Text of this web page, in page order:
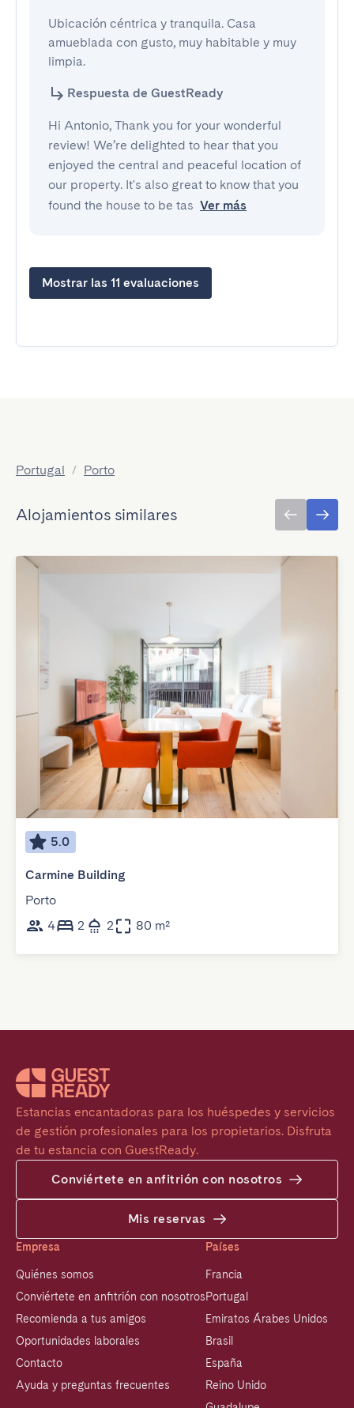
Ubicación céntrica y tranquila. Casa
amueblada con gusto, muy habitable y muy
limpia.
Respuesta de GuestReady
Hi Antonio, Thank you for your wonderful
review! We’re delighted to hear that you
enjoyed the central and peaceful location of
our property. It's also great to know that you
found the house to be tas Ver más
Mostrar las 11 evaluaciones
Portugal / Porto
Alojamientos similares
5.0
Carmine Building
Porto
4
2 2 80 m²
Estancias encantadoras para los huéspedes y servicios
de gestión profesionales para los propietarios. Disfruta
de tu estancia con GuestReady.
Conviértete en anfitrión con nosotros
Mis reservas
Empresa
Quiénes somos
Conviértete en anfitrión con nosotros
Recomienda a tus amigos
Oportunidades laborales
Contacto
Ayuda y preguntas frecuentes
Países
Francia
Portugal
Emiratos Árabes Unidos
Brasil
España
Reino Unido